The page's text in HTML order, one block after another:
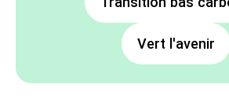
Vert l'avenir